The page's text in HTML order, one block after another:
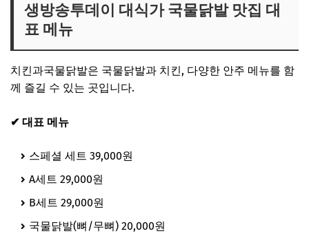
생방송투데이 대식가 국물닭발 맛집 대
표 메뉴
치킨과국물닭발은 국물닭발과 치킨, 다양한 안주 메뉴를 함
께 즐길 수 있는 곳입니다.
✔ 대표 메뉴
스페셜 세트 39,000원
A세트 29,000원
B세트 29,000원
국물닭발(뼈/무뼈) 20,000원